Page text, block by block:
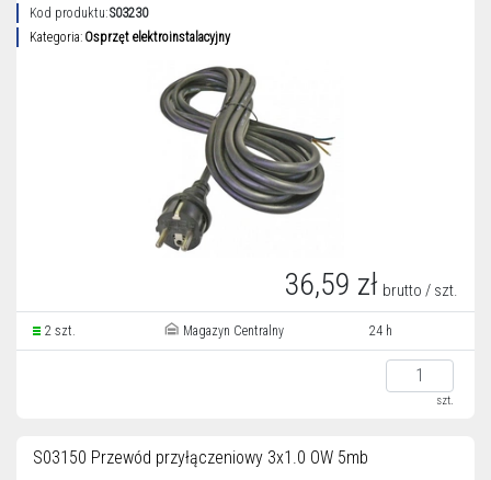
Kod produktu:S03230
Kategoria: Osprzęt elektroinstalacyjny
36,59 zł brutto / szt.
2 szt. Magazyn Centralny 24 h
szt.
S03150 Przewód przyłączeniowy 3x1.0 OW 5mb